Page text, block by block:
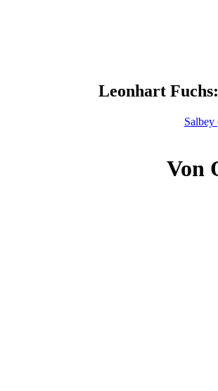
Leonhart
Salbey
Von